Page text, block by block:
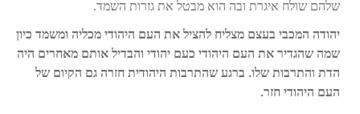
שלהם שולח איגרת ובה הוא מבטל את גזרות השמד.
יהודה המכבי בעצם מצליח להציל את העם היהודי מכליה ומשמד כיון
שמה שהגדיר את העם היהודי כעם יהודי והבדיל אותם מאחרים היה
הדת והתרבות שלו. ברגע שהתרבות היהודית חזרה גם הקיום של
העם היהודי חזר.